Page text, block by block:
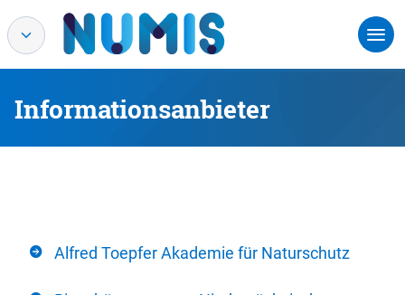
Informationsanbieter
Alfred Toepfer Akademie für Naturschutz